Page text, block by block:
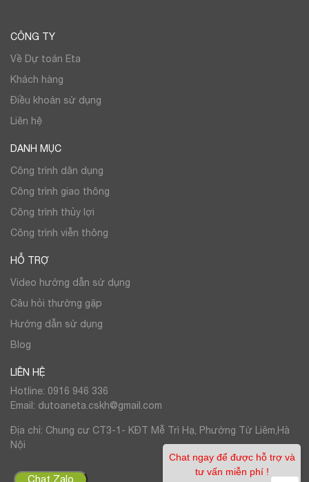
CÔNG TY
Về Dự toán Eta
Khách hàng
Điều khoản sử dụng
Liên hệ
DANH MỤC
Công trình dân dụng
Công trình giao thông
Công trình thủy lợi
Công trình viễn thông
HỖ TRỢ
Video hướng dẫn sử dụng
Câu hỏi thường gặp
Hướng dẫn sử dụng
Blog
LIÊN HỆ
Hotline: 0916 946 336
Email: dutoaneta.cskh@gmail.com
Địa chỉ: Chung cư CT3-1- KĐT Mễ Trì Hạ, Phường Từ Liêm,Hà
Nội
Chat Zalo
Chat ngay để được hỗ trợ và
tư vấn miễn phí !